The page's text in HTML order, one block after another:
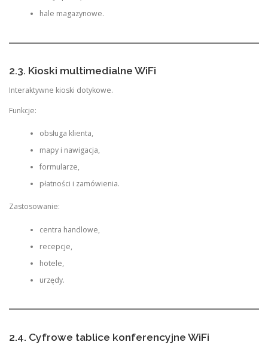
hale magazynowe.
2.3. Kioski multimedialne WiFi
Interaktywne kioski dotykowe.
Funkcje:
obsługa klienta,
mapy i nawigacja,
formularze,
płatności i zamówienia.
Zastosowanie:
centra handlowe,
recepcje,
hotele,
urzędy.
2.4. Cyfrowe tablice konferencyjne WiFi